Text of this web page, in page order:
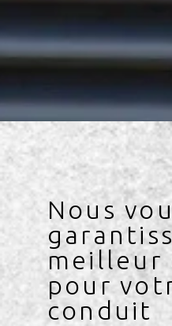
Nous
meilleur
pour
conduit